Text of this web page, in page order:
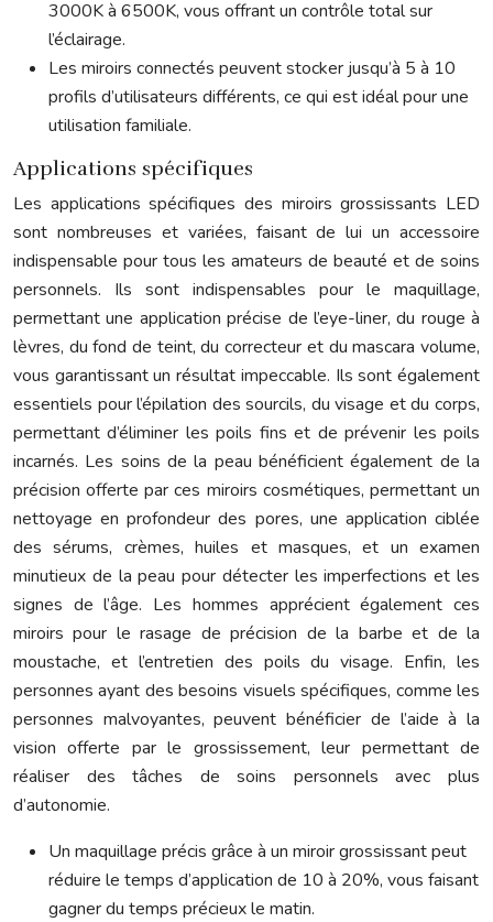
3000K à 6500K, vous offrant un contrôle total sur
l’éclairage.
Les miroirs connectés peuvent stocker jusqu’à 5 à 10
profils d’utilisateurs différents, ce qui est idéal pour une
utilisation familiale.
Applications spécifiques
Les applications spécifiques des miroirs grossissants LED
sont nombreuses et variées, faisant de lui un accessoire
indispensable pour tous les amateurs de beauté et de soins
personnels. Ils sont indispensables pour le maquillage,
permettant une application précise de l’eye-liner, du rouge à
lèvres, du fond de teint, du correcteur et du mascara volume,
vous garantissant un résultat impeccable. Ils sont également
essentiels pour l’épilation des sourcils, du visage et du corps,
permettant d’éliminer les poils fins et de prévenir les poils
incarnés. Les soins de la peau bénéficient également de la
précision offerte par ces miroirs cosmétiques, permettant un
nettoyage en profondeur des pores, une application ciblée
des sérums, crèmes, huiles et masques, et un examen
minutieux de la peau pour détecter les imperfections et les
signes de l’âge. Les hommes apprécient également ces
miroirs pour le rasage de précision de la barbe et de la
moustache, et l’entretien des poils du visage. Enfin, les
personnes ayant des besoins visuels spécifiques, comme les
personnes malvoyantes, peuvent bénéficier de l’aide à la
vision offerte par le grossissement, leur permettant de
réaliser des tâches de soins personnels avec plus
d’autonomie.
Un maquillage précis grâce à un miroir grossissant peut
réduire le temps d’application de 10 à 20%, vous faisant
gagner du temps précieux le matin.